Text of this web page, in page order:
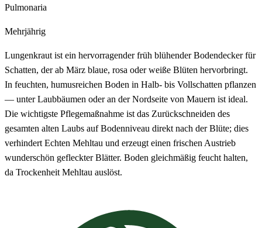
Pulmonaria
Mehrjährig
Lungenkraut ist ein hervorragender früh blühender Bodendecker für
Schatten, der ab März blaue, rosa oder weiße Blüten hervorbringt.
In feuchten, humusreichen Boden in Halb- bis Vollschatten pflanzen
— unter Laubbäumen oder an der Nordseite von Mauern ist ideal.
Die wichtigste Pflegemaßnahme ist das Zurückschneiden des
gesamten alten Laubs auf Bodenniveau direkt nach der Blüte; dies
verhindert Echten Mehltau und erzeugt einen frischen Austrieb
wunderschön gefleckter Blätter. Boden gleichmäßig feucht halten,
da Trockenheit Mehltau auslöst.